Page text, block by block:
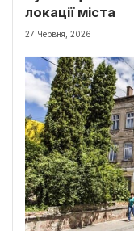
локації міста
27 Червня, 2026